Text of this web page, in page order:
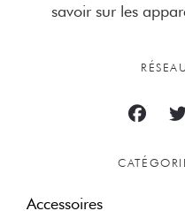
savoir sur les
Accessoires